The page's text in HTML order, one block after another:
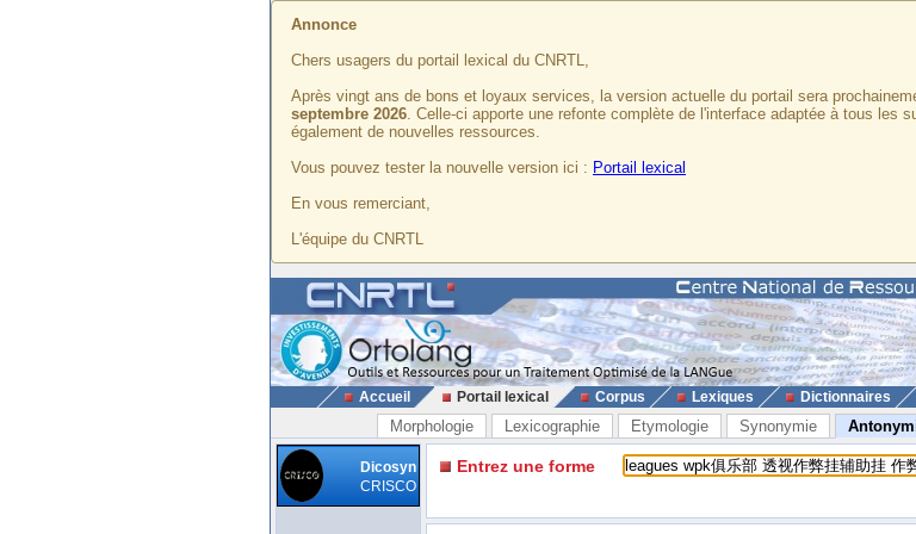
Annonce
Chers usagers du portail lexical du CNRTL,
Après vingt ans de bons et loyaux services, la version actuelle du portail sera
septembre 2026. Celle-ci apporte une refonte complète de l'interface adaptée à tous les
également de nouvelles ressources.
Vous pouvez tester la nouvelle version ici : Portail lexical
En vous remerciant,
L'équipe du CNRTL
Accueil Portail lexical Corpus Lexiques Dictionnaires
Morphologie Lexicographie Etymologie Synonymie
Dicosyn
CRISCO
Entrez une forme